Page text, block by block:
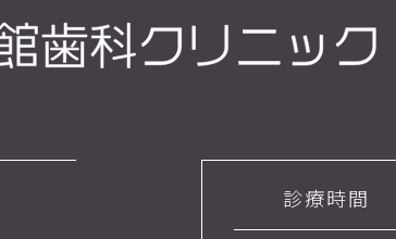
診療時間